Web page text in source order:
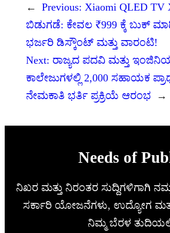
← Previous: Xiaomi QLED TV
ಬಿಡುಗಡೆ: ಕೇವಲ ₹999 ಕ್ಕೆ ಬುಕ್
ಭರ್ಜರಿ ಡಿಸ್ಕೌಂಟ್ ಮತ್ತು ವಾರಂಟಿ!
Next: ರಾಜ್ಯದ ಪದವಿ ಮತ್ತು
ಕಾಲೇಜುಗಳಲ್ಲಿ 2,000 ಸಹಾಯಕ
ನೇಮಕಾತಿ ಭರ್ತಿ ಪ್ರಕ್ರಿಯೆ ಆರಂಭ
→
Needs of
ನಿಖರ ಮತ್ತು ನಿರಂತರ ಸುದ್ದಿಗಳಿಗಾಗಿ
ಸರ್ಕಾರಿ ಯೋಜನೆಗಳು, ಉದ್ಯೋಗ
ನಿಮ್ಮ ಬೆರಳ